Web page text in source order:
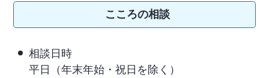
こころの相談
相談日時
平日（年末年始・祝日を除く）